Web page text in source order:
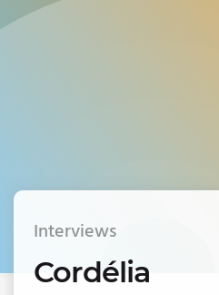
Interviews
Cordélia